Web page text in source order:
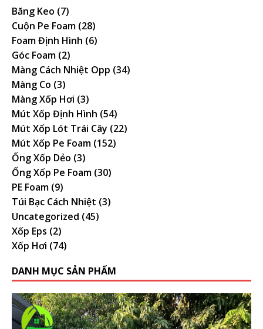
Băng Keo (7)
Cuộn Pe Foam (28)
Foam Định Hình (6)
Góc Foam (2)
Màng Cách Nhiệt Opp (34)
Màng Co (3)
Màng Xốp Hơi (3)
Mút Xốp Định Hình (54)
Mút Xốp Lót Trái Cây (22)
Mút Xốp Pe Foam (152)
Ống Xốp Dẻo (3)
Ống Xốp Pe Foam (30)
PE Foam (9)
Túi Bạc Cách Nhiệt (3)
Uncategorized (45)
Xốp Eps (2)
Xốp Hơi (74)
DANH MỤC SẢN PHẨM